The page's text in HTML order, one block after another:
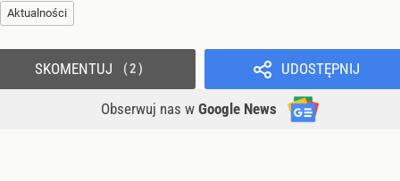
Aktualności
UDOSTĘPNIJ
Obserwuj nas w Google News
SKOMENTUJ 2